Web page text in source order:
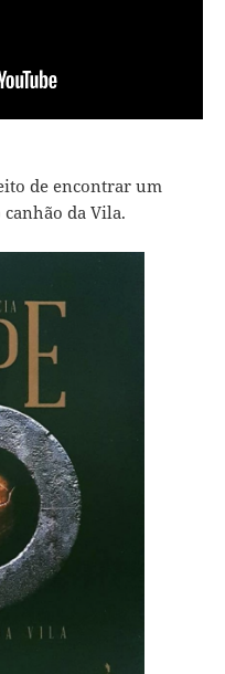
de encontrar um
da Vila.